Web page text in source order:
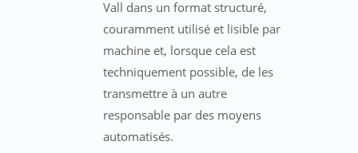
Vall dans un format structuré,
couramment utilisé et lisible par
machine et, lorsque cela est
techniquement possible, de les
transmettre à un autre
responsable par des moyens
automatisés.